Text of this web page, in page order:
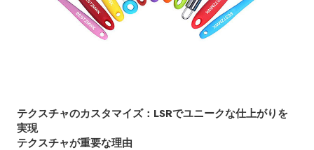
テクスチャのカスタマイズ：LSRでユニークな仕上がりを
実現
テクスチャが重要な理由